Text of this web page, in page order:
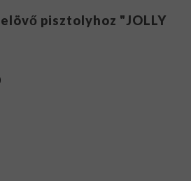
pisztolyhoz "JOLLY